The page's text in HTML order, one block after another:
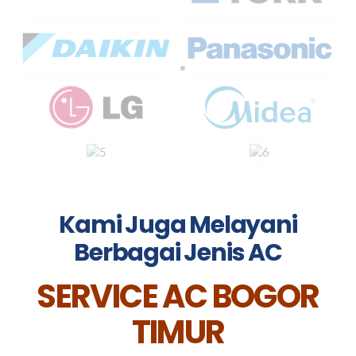
Kami Juga Melayani
Berbagai Jenis AC
SERVICE AC BOGOR
TIMUR